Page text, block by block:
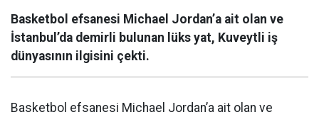
Basketbol efsanesi Michael Jordan’a ait olan ve
İstanbul’da demirli bulunan lüks yat, Kuveytli iş
dünyasının ilgisini çekti.
Basketbol efsanesi Michael Jordan’a ait olan ve